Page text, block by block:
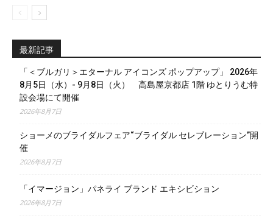
最新記事
「＜ブルガリ＞エターナル アイコンズ ポップアップ」 2026年
8月5日（水）- 9月8日（火） 高島屋京都店 1階 ゆとりうむ特
設会場にて開催
2026年8月7日
ショーメのブライダルフェア“ブライダル セレブレーション”開
催
2026年8月7日
「イマージョン」パネライ ブランド エキシビション
2026年8月7日